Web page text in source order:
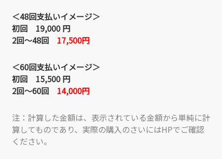
＜48回支払いイメージ＞
初回 19,000 円
2回～48回 17,500円
＜60回支払いイメージ＞
初回 15,500 円
2回～60回 14,000円
注：計算した金額は、表示されている金額から単純に計
算してものであり、実際の購入のさいにはHPでご確認
ください。